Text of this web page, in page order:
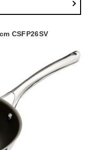
CSFP26SV